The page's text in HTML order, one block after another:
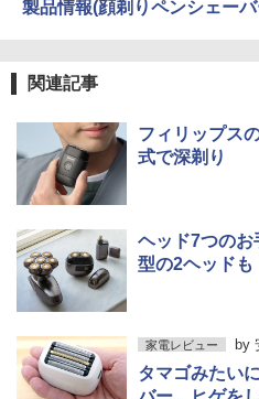
製品情報(顔剃りペンシェー
関連記事
フィリップス
式で深剃り
ヘッド7つの
型の2ヘッドも
家電レビュー by
タマゴみたい